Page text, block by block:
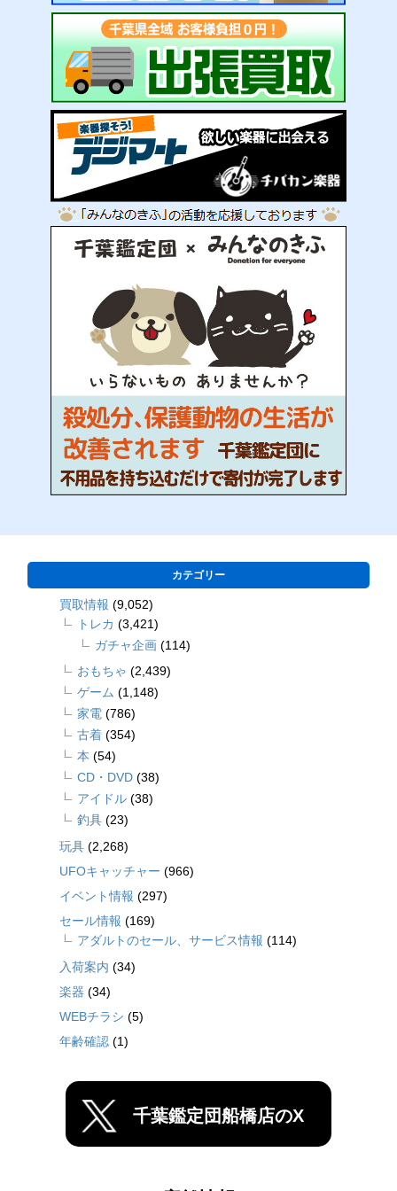
カテゴリー
買取情報 (9,052)
トレカ (3,421)
ガチャ企画 (114)
おもちゃ (2,439)
ゲーム (1,148)
家電 (786)
古着 (354)
本 (54)
CD・DVD (38)
アイドル (38)
釣具 (23)
玩具 (2,268)
UFOキャッチャー (966)
イベント情報 (297)
セール情報 (169)
アダルトのセール、サービス情報 (114)
入荷案内 (34)
楽器 (34)
WEBチラシ (5)
年齢確認 (1)
千葉鑑定団船橋店のX